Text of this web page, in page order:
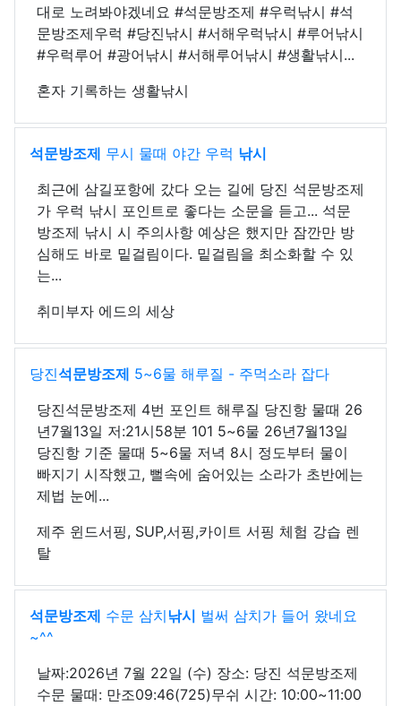
대로 노려봐야겠네요 #석문방조제 #우럭낚시 #석
문방조제우럭 #당진낚시 #서해우럭낚시 #루어낚시
#우럭루어 #광어낚시 #서해루어낚시 #생활낚시...
혼자 기록하는 생활낚시
석문방조제 무시 물때 야간 우럭 낚시
최근에 삼길포항에 갔다 오는 길에 당진 석문방조제
가 우럭 낚시 포인트로 좋다는 소문을 듣고... 석문
방조제 낚시 시 주의사항 예상은 했지만 잠깐만 방
심해도 바로 밑걸림이다. 밑걸림을 최소화할 수 있
는...
취미부자 에드의 세상
당진석문방조제 5~6물 해루질 - 주먹소라 잡다
당진석문방조제 4번 포인트 해루질 당진항 물때 26
년7월13일 저:21시58분 101 5~6물 26년7월13일
당진항 기준 물때 5~6물 저녁 8시 정도부터 물이
빠지기 시작했고, 뻘속에 숨어있는 소라가 초반에는
제법 눈에...
제주 윈드서핑, SUP,서핑,카이트 서핑 체험 강습 렌
탈
석문방조제 수문 삼치낚시 벌써 삼치가 들어 왔네요
~^^
날짜:2026년 7월 22일 (수) 장소: 당진 석문방조제
수문 물때: 만조09:46(725)무쉬 시간: 10:00~11:00